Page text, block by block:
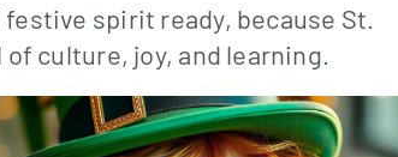
spirit ready, because St.
culture, joy, and learning.